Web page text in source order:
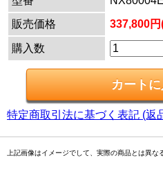
販売価格
337,800
購入数
特定商取引法に基づく表記 (返
上記画像はイメージでして、実際の商品とは異な